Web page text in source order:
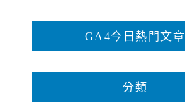
鍵
GA4今日熱門文章
分類